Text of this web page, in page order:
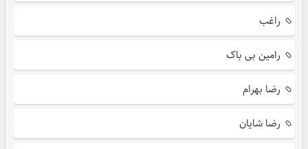
راغب
رامین بی باک
رضا بهرام
رضا شایان